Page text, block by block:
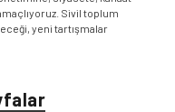
Sivil toplum
yeni tartışmalar